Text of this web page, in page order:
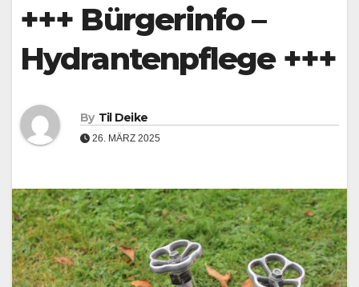
+++ Bürgerinfo –
Hydrantenpflege +++
By Til Deike
26. MÄRZ 2025